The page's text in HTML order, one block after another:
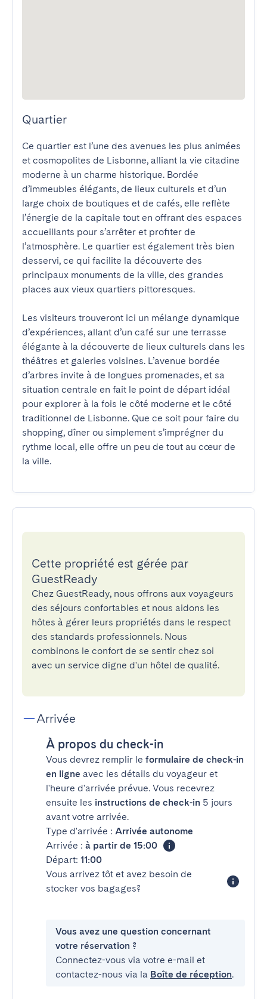
Quartier
Ce quartier est l’une des avenues les plus animées
et cosmopolites de Lisbonne, alliant la vie citadine
moderne à un charme historique. Bordée
d’immeubles élégants, de lieux culturels et d’un
large choix de boutiques et de cafés, elle reflète
l’énergie de la capitale tout en offrant des espaces
accueillants pour s’arrêter et profiter de
l’atmosphère. Le quartier est également très bien
desservi, ce qui facilite la découverte des
principaux monuments de la ville, des grandes
places aux vieux quartiers pittoresques.
Les visiteurs trouveront ici un mélange dynamique
d’expériences, allant d’un café sur une terrasse
élégante à la découverte de lieux culturels dans les
théâtres et galeries voisines. L’avenue bordée
d’arbres invite à de longues promenades, et sa
situation centrale en fait le point de départ idéal
pour explorer à la fois le côté moderne et le côté
traditionnel de Lisbonne. Que ce soit pour faire du
shopping, dîner ou simplement s’imprégner du
rythme local, elle offre un peu de tout au cœur de
la ville.
Cette propriété est gérée par
GuestReady
Chez GuestReady, nous offrons aux voyageurs
des séjours confortables et nous aidons les
hôtes à gérer leurs propriétés dans le respect
des standards professionnels. Nous
combinons le confort de se sentir chez soi
avec un service digne d'un hôtel de qualité.
Arrivée
À propos du check-in
Vous devrez remplir le formulaire de check-in
en ligne avec les détails du voyageur et
l'heure d'arrivée prévue. Vous recevrez
ensuite les instructions de check-in 5 jours
avant votre arrivée.
Type d'arrivée : Arrivée autonome
Arrivée : à partir de 15:00
Départ: 11:00
Vous arrivez tôt et avez besoin de
stocker vos bagages?
Vous avez une question concernant
votre réservation ?
Connectez-vous via votre e-mail et
contactez-nous via la Boîte de réception.